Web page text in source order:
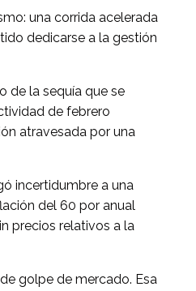
una corrida acelerada
dedicarse a la gestión
de la sequía que se
de febrero
atravesada por una
incertidumbre a una
del 60 por anual
precios relativos a la
golpe de mercado. Esa